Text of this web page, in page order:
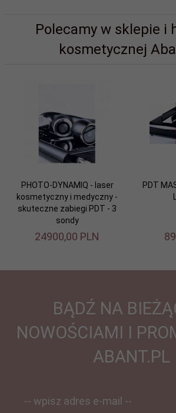
Polecamy w sklepie i
kosmetycznej
PHOTO-DYNAMIQ - laser
kosmetyczny i medyczny -
skuteczne zabiegi PDT - 3
sondy
24900,00 PLN
PDT
BĄDŹ NA
NOWOŚCIAMI I
ABANT.PL
-- wpisz adres e-mail --